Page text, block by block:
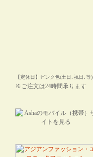
【定休日】ピンク色(土日､祝日､等)
※ご注文は24時間承ります